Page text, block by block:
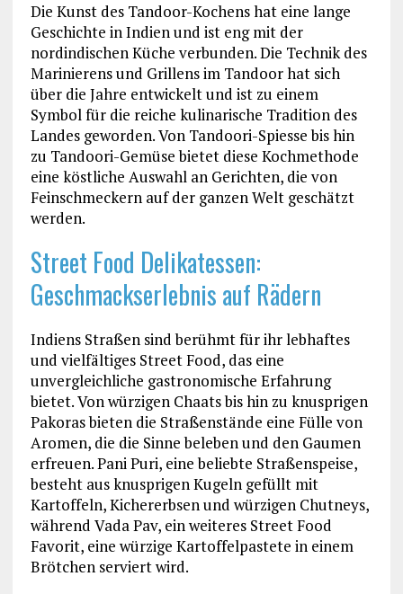
Die Kunst des Tandoor-Kochens hat eine lange
Geschichte in Indien und ist eng mit der
nordindischen Küche verbunden. Die Technik des
Marinierens und Grillens im Tandoor hat sich
über die Jahre entwickelt und ist zu einem
Symbol für die reiche kulinarische Tradition des
Landes geworden. Von Tandoori-Spiesse bis hin
zu Tandoori-Gemüse bietet diese Kochmethode
eine köstliche Auswahl an Gerichten, die von
Feinschmeckern auf der ganzen Welt geschätzt
werden.
Street Food Delikatessen:
Geschmackserlebnis auf Rädern
Indiens Straßen sind berühmt für ihr lebhaftes
und vielfältiges Street Food, das eine
unvergleichliche gastronomische Erfahrung
bietet. Von würzigen Chaats bis hin zu knusprigen
Pakoras bieten die Straßenstände eine Fülle von
Aromen, die die Sinne beleben und den Gaumen
erfreuen. Pani Puri, eine beliebte Straßenspeise,
besteht aus knusprigen Kugeln gefüllt mit
Kartoffeln, Kichererbsen und würzigen Chutneys,
während Vada Pav, ein weiteres Street Food
Favorit, eine würzige Kartoffelpastete in einem
Brötchen serviert wird.